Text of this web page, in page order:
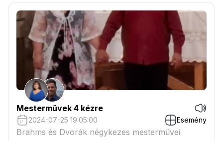
Mesterművek 4 kézre
2024-07-25 19:05:00 Esemény
Brahms és Dvorák négykezes mesterművei